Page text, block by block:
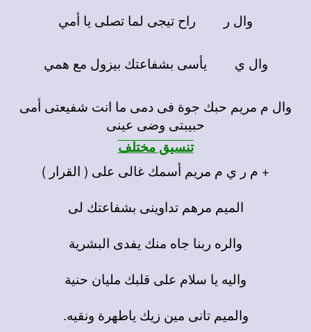
وال ر راح تيجى لما تصلى يا أمي
وال ي يأسى بشفاعتك بيزول مع همي
وال م مريم حبك جوة فى دمى ما انت شفيعتى أمى
حبيبتى وضى عينى
تنسيق مختلف
+ م ر ي م مريم أسمك غالى على ( القرار )
الميم مرهم تداوينى بشفاعتك لى
والره ربنا جاه منك يفدى البشرية
واليه يا سلام على قلبك مليان حنية
والميم تانى مين زيك ياطهرة ونقيه.